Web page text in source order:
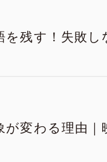
を残す！失敗
が変わる理由